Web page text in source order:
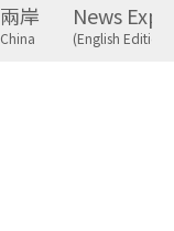
兩岸
China
News
(English Edition)